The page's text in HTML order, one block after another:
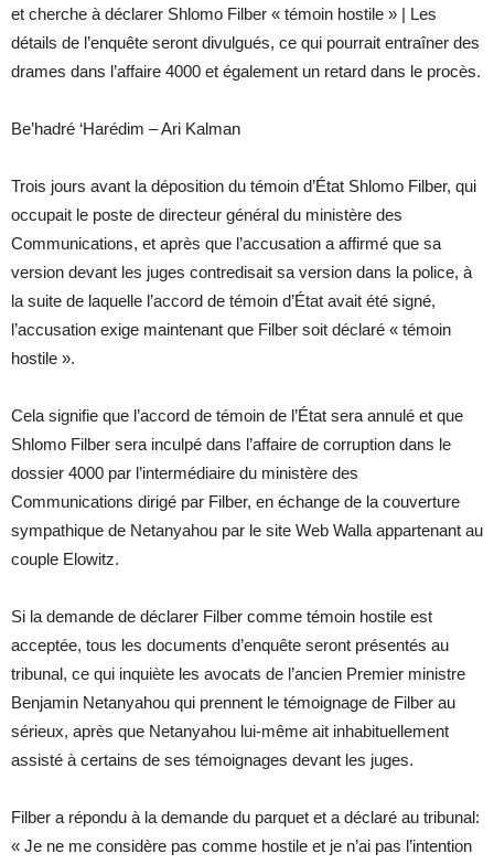
et cherche à déclarer Shlomo Filber « témoin hostile » | Les
détails de l’enquête seront divulgués, ce qui pourrait entraîner des
drames dans l’affaire 4000 et également un retard dans le procès.
Be’hadré ‘Harédim – Ari Kalman
Trois jours avant la déposition du témoin d’État Shlomo Filber, qui
occupait le poste de directeur général du ministère des
Communications, et après que l’accusation a affirmé que sa
version devant les juges contredisait sa version dans la police, à
la suite de laquelle l’accord de témoin d’État avait été signé,
l’accusation exige maintenant que Filber soit déclaré « témoin
hostile ».
Cela signifie que l’accord de témoin de l’État sera annulé et que
Shlomo Filber sera inculpé dans l’affaire de corruption dans le
dossier 4000 par l’intermédiaire du ministère des
Communications dirigé par Filber, en échange de la couverture
sympathique de Netanyahou par le site Web Walla appartenant au
couple Elowitz.
Si la demande de déclarer Filber comme témoin hostile est
acceptée, tous les documents d’enquête seront présentés au
tribunal, ce qui inquiète les avocats de l’ancien Premier ministre
Benjamin Netanyahou qui prennent le témoignage de Filber au
sérieux, après que Netanyahou lui-même ait inhabituellement
assisté à certains de ses témoignages devant les juges.
Filber a répondu à la demande du parquet et a déclaré au tribunal:
« Je ne me considère pas comme hostile et je n’ai pas l’intention